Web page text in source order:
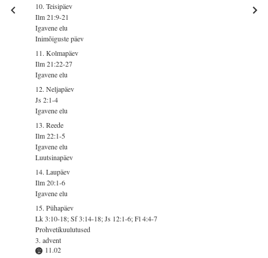
10. Teisipäev
Ilm 21:9-21
Igavene elu
Inimõiguste päev
11. Kolmapäev
Ilm 21:22-27
Igavene elu
12. Neljapäev
Js 2:1-4
Igavene elu
13. Reede
Ilm 22:1-5
Igavene elu
Luutsinapäev
14. Laupäev
Ilm 20:1-6
Igavene elu
15. Pühapäev
Lk 3:10-18; Sf 3:14-18; Js 12:1-6; Fl 4:4-7
Prohvetikuulutused
3. advent
11.02